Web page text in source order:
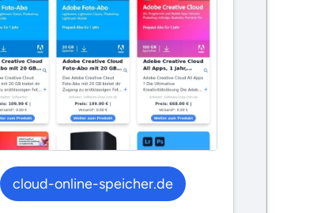
cloud-online-speicher.de